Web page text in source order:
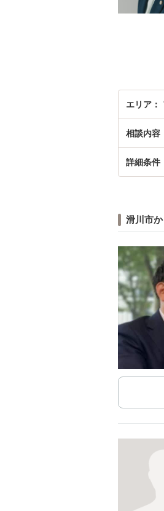
エリア
相談内容
詳細条件
滑川市